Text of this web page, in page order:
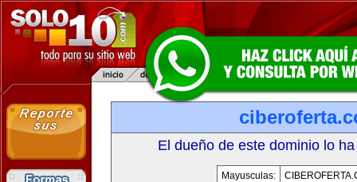
El dueño de este dominio lo
Mayusculas: